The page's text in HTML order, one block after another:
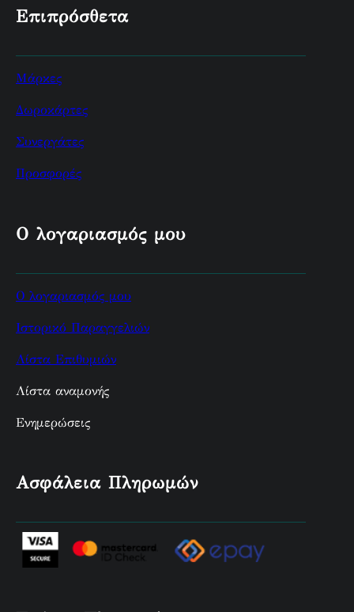
Επιπρόσθετα
Μάρκες
Δωροκάρτες
Συνεργάτες
Προσφορές
Ο λογαριασμός μου
Ο λογαριασμός μου
Ιστορικό Παραγγελιών
Λίστα Επιθυμιών
Λίστα αναμονής
Ενημερώσεις
Ασφάλεια Πληρωμών